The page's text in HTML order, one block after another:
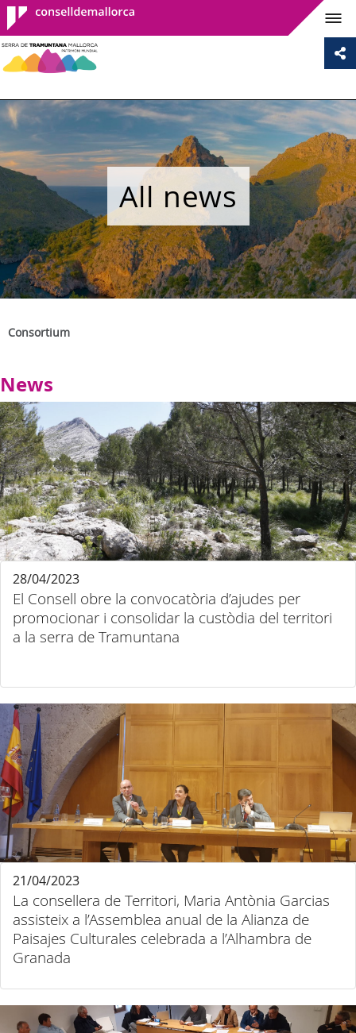
Consell de
Mallorca
All news
Consortium
News
El Consell obre la convocatòria d’ajudes per
promocionar i consolidar la custòdia del territori
a la serra de Tramuntana
28/04/2023
La consellera de Territori, Maria Antònia Garcias
assisteix a l’Assemblea anual de la Alianza de
Paisajes Culturales celebrada a l’Alhambra de
Granada
21/04/2023